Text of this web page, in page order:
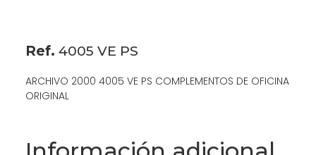
Ref. 4005 VE PS
ARCHIVO 2000 4005 VE PS COMPLEMENTOS DE OFICINA
ORIGINAL